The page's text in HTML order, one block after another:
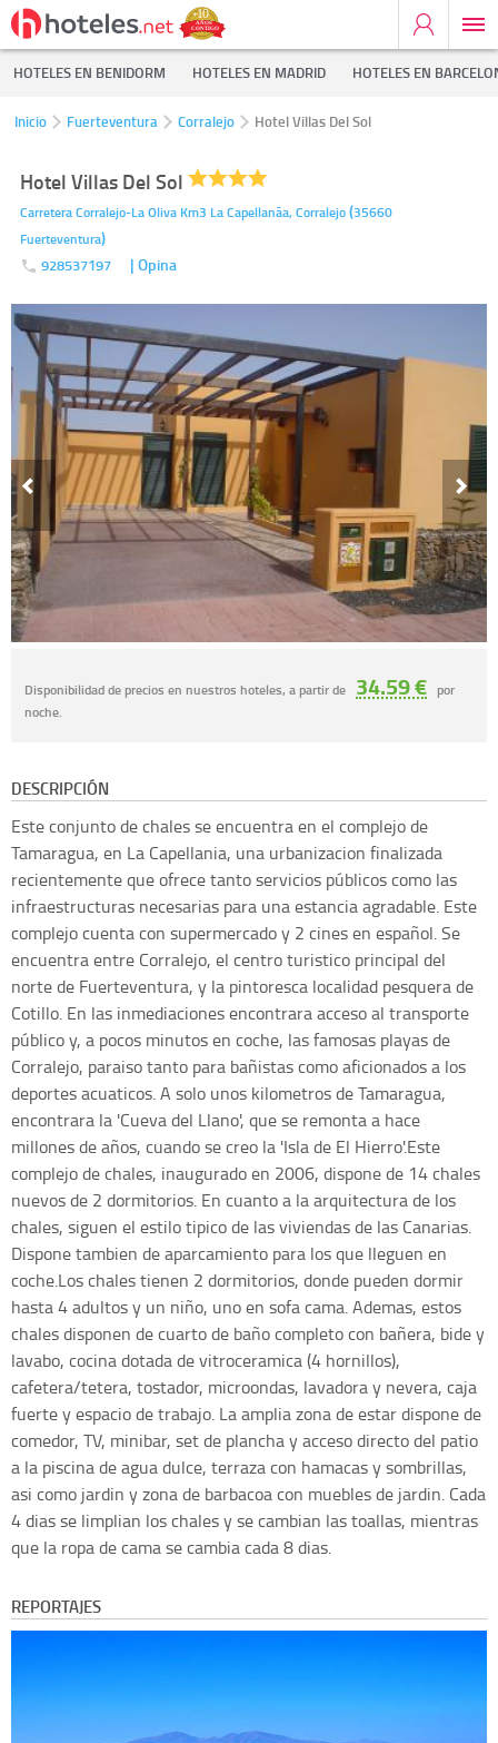
HOTELES EN BENIDORM HOTELES EN MADRID HOTELES EN
Inicio Fuerteventura Corralejo Hotel Villas Del Sol
Hotel Villas Del Sol
Carretera Corralejo-La Oliva Km3 La Capellanã­a,Corralejo(35660
Fuerteventura)
928537197 | Opina
Disponibilidad de precios en nuestros hoteles, a partir de 34.59 € por
noche.
DESCRIPCIÓN
Este conjunto de chales se encuentra en el complejo de
Tamaragua, en La Capellania, una urbanizacion finalizada
recientemente que ofrece tanto servicios públicos como las
infraestructuras necesarias para una estancia agradable. Este
complejo cuenta con supermercado y 2 cines en español. Se
encuentra entre Corralejo, el centro turistico principal del
norte de Fuerteventura, y la pintoresca localidad pesquera de
Cotillo. En las inmediaciones encontrara acceso al transporte
público y, a pocos minutos en coche, las famosas playas de
Corralejo, paraiso tanto para bañistas como aficionados a los
deportes acuaticos. A solo unos kilometros de Tamaragua,
encontrara la 'Cueva del Llano', que se remonta a hace
millones de años, cuando se creo la 'Isla de El Hierro'.Este
complejo de chales, inaugurado en 2006, dispone de 14 chales
nuevos de 2 dormitorios. En cuanto a la arquitectura de los
chales, siguen el estilo tipico de las viviendas de las Canarias.
Dispone tambien de aparcamiento para los que lleguen en
coche.Los chales tienen 2 dormitorios, donde pueden dormir
hasta 4 adultos y un niño, uno en sofa cama. Ademas, estos
chales disponen de cuarto de baño completo con bañera, bide y
lavabo, cocina dotada de vitroceramica (4 hornillos),
cafetera/tetera, tostador, microondas, lavadora y nevera, caja
fuerte y espacio de trabajo. La amplia zona de estar dispone de
comedor, TV, minibar, set de plancha y acceso directo del patio
a la piscina de agua dulce, terraza con hamacas y sombrillas,
asi como jardin y zona de barbacoa con muebles de jardin. Cada
4 dias se limplian los chales y se cambian las toallas, mientras
que la ropa de cama se cambia cada 8 dias.
REPORTAJES